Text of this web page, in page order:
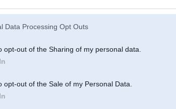
Data Processing Opt Outs
opt-out of the Sharing of my personal data.
opt-out of the Sale of my Personal Data.
28. Jan 2011, 19:24
Mums Modricimus uzstādija ar degvielas kontroli..
tāda stulba situācija, ka Modris iekārtas uzstādijis,